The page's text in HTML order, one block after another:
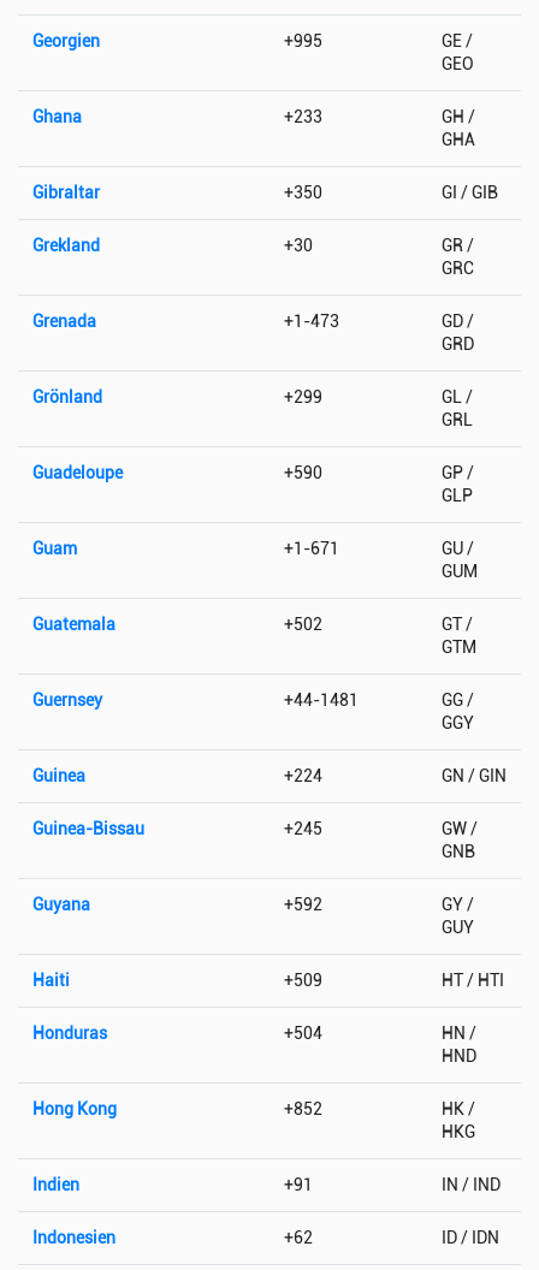
Georgien +995
GE /
GEO
Ghana +233
GH /
GHA
Gibraltar +350 GI / GIB
Grekland +30
GR /
GRC
Grenada +1-473
GD /
GRD
Grönland +299
GL /
GRL
Guadeloupe +590
GP /
GLP
Guam +1-671
GU /
GUM
Guatemala +502
GT /
GTM
Guernsey +44-1481
GG /
GGY
Guinea +224 GN / GIN
Guinea-Bissau +245
GW /
GNB
Guyana +592
GY /
GUY
Haiti +509 HT / HTI
Honduras +504
HN /
HND
Hong Kong +852
HK /
HKG
Indien +91 IN / IND
Indonesien +62 ID / IDN